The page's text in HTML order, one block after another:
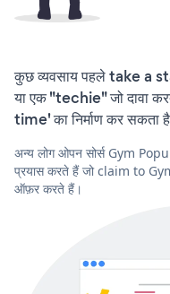
कुछ व्यवसाय पहले take a
या एक "techie" जो दावा
time' का निर्माण कर सकता
अन्य लोग ओपन सोर्स Gym
प्रयास करते हैं जो claim to
ऑफ़र करते हैं।